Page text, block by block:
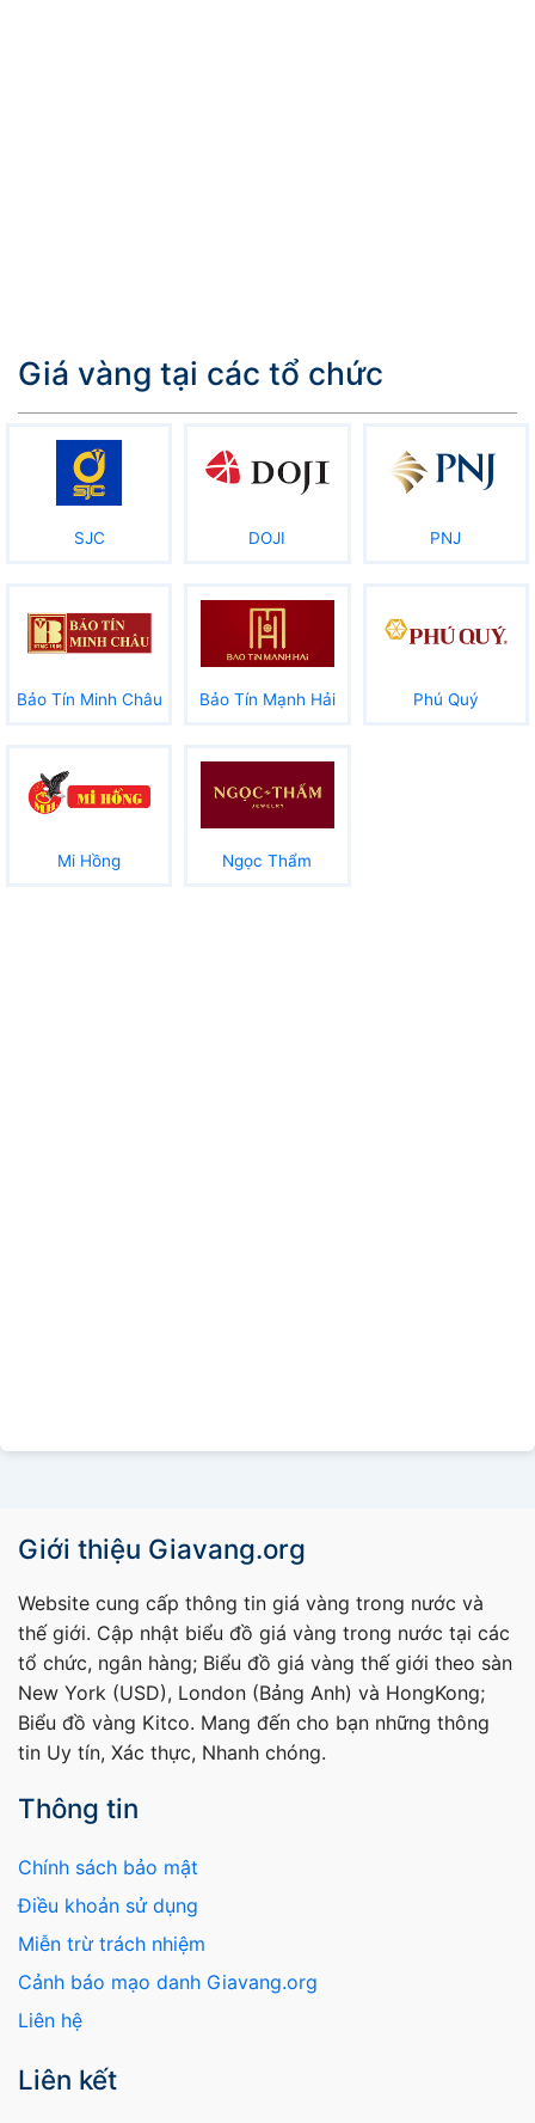
Giá vàng tại các tổ chức
SJC DOJI PNJ
Bảo Tín Minh Châu Bảo Tín Mạnh Hải Phú Quý
Mi Hồng Ngọc Thẩm
Giới thiệu Giavang.org
Website cung cấp thông tin giá vàng trong nước và
thế giới. Cập nhật biểu đồ giá vàng trong nước tại các
tổ chức, ngân hàng; Biểu đồ giá vàng thế giới theo sàn
New York (USD), London (Bảng Anh) và HongKong;
Biểu đồ vàng Kitco. Mang đến cho bạn những thông
tin Uy tín, Xác thực, Nhanh chóng.
Thông tin
Chính sách bảo mật
Điều khoản sử dụng
Miễn trừ trách nhiệm
Cảnh báo mạo danh Giavang.org
Liên hệ
Liên kết